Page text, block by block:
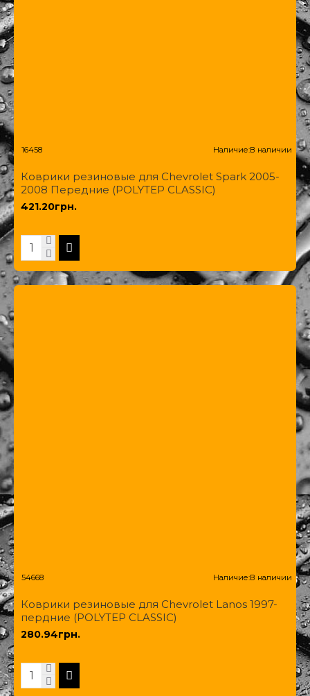
16458 Наличие:В наличии
Коврики резиновые для Chevrolet Spark 2005-
2008 Передние (POLYTEP CLASSIC)
421.20грн.
54668 Наличие:В наличии
Коврики резиновые для Chevrolet Lanos 1997-
пердние (POLYTEP CLASSIC)
280.94грн.